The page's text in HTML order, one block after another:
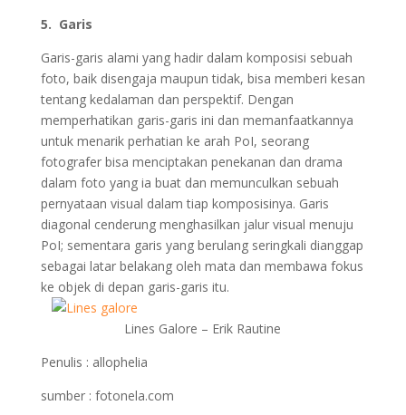
5. Garis
Garis-garis alami yang hadir dalam komposisi sebuah
foto, baik disengaja maupun tidak, bisa memberi kesan
tentang kedalaman dan perspektif. Dengan
memperhatikan garis-garis ini dan memanfaatkannya
untuk menarik perhatian ke arah PoI, seorang
fotografer bisa menciptakan penekanan dan drama
dalam foto yang ia buat dan memunculkan sebuah
pernyataan visual dalam tiap komposisinya. Garis
diagonal cenderung menghasilkan jalur visual menuju
PoI; sementara garis yang berulang seringkali dianggap
sebagai latar belakang oleh mata dan membawa fokus
ke objek di depan garis-garis itu.
Lines Galore – Erik Rautine
Penulis : allophelia
sumber : fotonela.com